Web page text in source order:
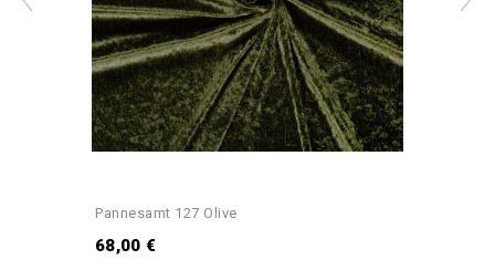
Pannesamt 127 Olive
68,00 €